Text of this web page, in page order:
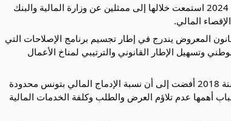
عقدت لجنة المالية والميزانية جلسة يوم الثلاثاء 19 مارس 2024 استمعت خلالها إلى ممثلين عن وزارة المالية والبنك
المالي.
المعروض يندرج في إطار تجسيم برنامج الإصلاحات التي
وتسهيل الإطار القانوني والترتيبي لمناخ الأعمال
وأشارت الى أن نتائج الدراسة المرجعية التي تمّ إنجازها سنة 2018 أفضت إلى أن نسبة الإدماج المالي بتونس محدودة
أهمها عدم تلاؤم العرض والطلب وكلفة الخدمات المالية